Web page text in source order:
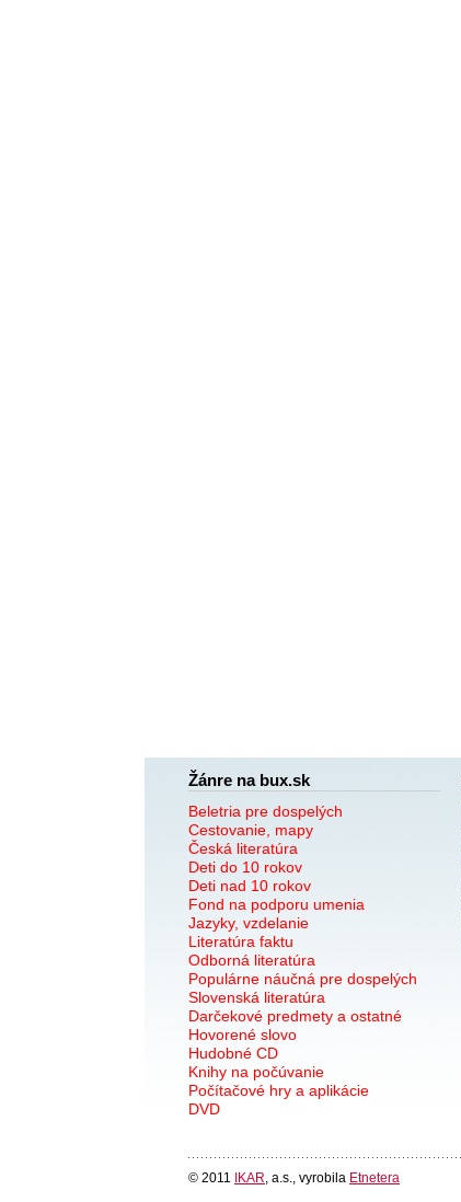
Žánre na bux.sk
Beletria pre dospelých
Cestovanie, mapy
Česká literatúra
Deti do 10 rokov
Deti nad 10 rokov
Fond na podporu umenia
Jazyky, vzdelanie
Literatúra faktu
Odborná literatúra
Populárne náučná pre dospelých
Slovenská literatúra
Darčekové predmety a ostatné
Hovorené slovo
Hudobné CD
Knihy na počúvanie
Počítačové hry a aplikácie
DVD
© 2011 IKAR , a.s., vyrobila Etnetera